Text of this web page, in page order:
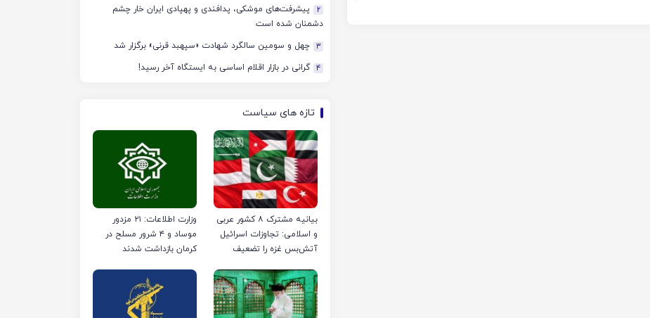
2
پیشرفت‌های موشکی، پدافندی و پهپادی ایران خار چشم
دشمنان شده است
3 چهل‌ و سومین سالگرد شهادت «سپهبد قرنی» برگزار شد
4 گرانی در بازار اقلام اساسی به ایستگاه آخر رسید!
تازه های سیاست
بیانیه مشترک ۸ کشور عربی
و اسلامی: تجاوزات اسرائیل
آتش‌بس غزه را تضعیف
وزارت اطلاعات: ۲۱ مزدور
موساد و ۴ شرور مسلح در
کرمان بازداشت شدند